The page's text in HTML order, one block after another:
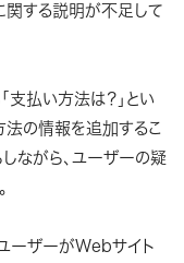
関する説明が不足して
支払い方法は？」とい
法の情報を追加するこ
ながら、ユーザーの疑
ユーザーがWebサイト